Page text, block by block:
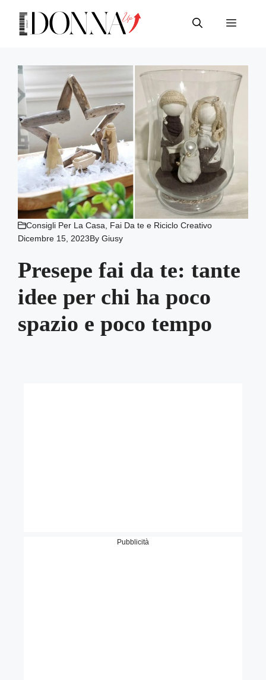
contenuto
Menu
Consigli Per La Casa, Fai Da te e Riciclo Creativo
Dicembre 15, 2023ByGiusy
Presepe fai da te: tante
idee per chi ha poco
spazio e poco tempo
Pubblicità